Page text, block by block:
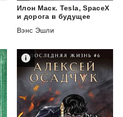
Илон Маск. Tesla, SpaceX
и дорога в будущее
Вэнс Эшли